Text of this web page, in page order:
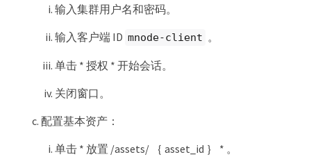
输入集群用户名和密码。
输入客户端 ID mnode-client 。
单击 * 授权 * 开始会话。
关闭窗口。
配置基本资产：
单击 * 放置 /assets/ ｛ asset_id ｝ * 。